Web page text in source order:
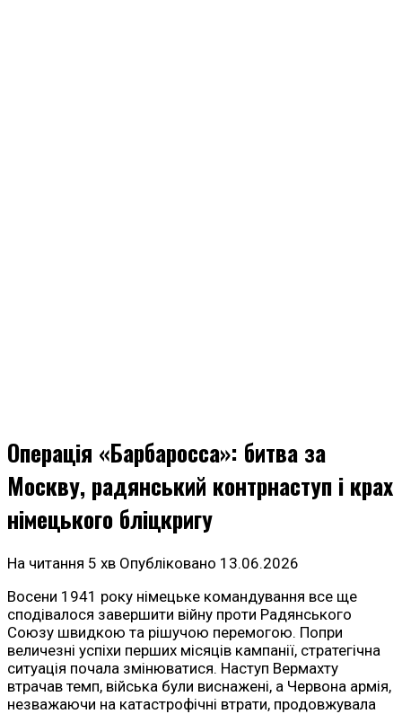
Операція «Барбаросса»: битва за
Москву, радянський контрнаступ і крах
німецького бліцкригу
На читання 5 хв Опубліковано 13.06.2026
Восени 1941 року німецьке командування все ще
сподівалося завершити війну проти Радянського
Союзу швидкою та рішучою перемогою. Попри
величезні успіхи перших місяців кампанії, стратегічна
ситуація почала змінюватися. Наступ Вермахту
втрачав темп, війська були виснажені, а Червона армія,
незважаючи на катастрофічні втрати, продовжувала